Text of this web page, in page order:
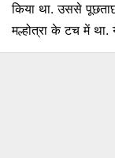
किया था. उससे
मल्होत्रा के टच में था.